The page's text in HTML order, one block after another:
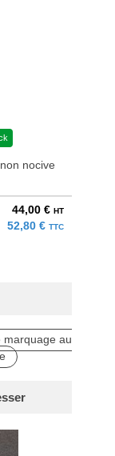
nocive
44,00 € HT
52,80 € TTC
marquage au